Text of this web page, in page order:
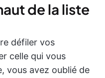
de la liste
défiler vos
celle qui vous
vous avez oublié de